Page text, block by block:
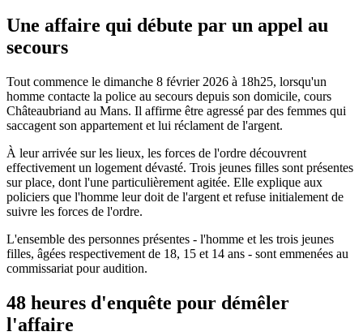
Une affaire qui débute par un appel au
secours
Tout commence le dimanche 8 février 2026 à 18h25, lorsqu'un
homme contacte la police au secours depuis son domicile, cours
Châteaubriand au Mans. Il affirme être agressé par des femmes qui
saccagent son appartement et lui réclament de l'argent.
À leur arrivée sur les lieux, les forces de l'ordre découvrent
effectivement un logement dévasté. Trois jeunes filles sont présentes
sur place, dont l'une particulièrement agitée. Elle explique aux
policiers que l'homme leur doit de l'argent et refuse initialement de
suivre les forces de l'ordre.
L'ensemble des personnes présentes - l'homme et les trois jeunes
filles, âgées respectivement de 18, 15 et 14 ans - sont emmenées au
commissariat pour audition.
48 heures d'enquête pour démêler
l'affaire